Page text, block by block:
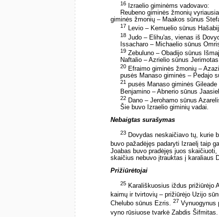
16 Izraelio giminėms vadovavo:
Reubeno giminės žmonių
giminės žmonių – Maakos sūnus
17 Levio – Kemuelio sūnus
18 Judo – Elihu'as, vienas iš
Issacharo – Michaelio sūnus
19 Zebuluno – Obadijo sūnus
Naftalio – Azrielio sūnus
20 Efraimo giminės žmonių –
pusės Manaso giminės – Pedajo
21 pusės Manaso giminės
Benjamino – Abnerio sūnus
22 Dano – Jerohamo sūnus
Šie buvo Izraelio giminių vadai.
Nebaigtas surašymas
23 Dovydas neskaičiavo tų, kurie
buvo pažadėjęs padaryti Izraelį taip
Joabas buvo pradėjęs juos
skaičius nebuvo įtrauktas į karaliaus
Prižiūrėtojai
25 Karališkuosius iždus prižiūrėjo
kaimų ir tvirtovių – prižiūrėjo Uzijo
Chelubo sūnus Ezris. 27 Vynuogynus
vyno rūsiuose tvarkė Zabdis